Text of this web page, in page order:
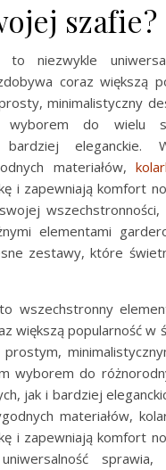
szafie?
to niezwykle
coraz większą
minimalistyczny
do wielu
eleganckie.
materiałów,
i zapewniają komfort
wszechstronności,
elementami
zestawy, które
wszechstronny
większą popularność w
wyborem do
jak i bardziej
materiałów,
i zapewniają komfort
sprawia,